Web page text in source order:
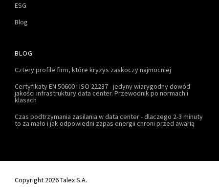
ESG
Blog
BLOG
Cztery profile firm, które kryzys zaskoczy najmocniej
Certyfikaty EN 50600 i ISO 22237 - jedyny wiarygodny dowód
jakości infrastruktury data center. Przewodnik po normach i
klasach
Czas podtrzymania zasilania w data center - dlaczego 2-3 minuty
to za mało i jak odpowiedni zapas energii chroni przed awarią
Copyright 2026 Talex S.A.